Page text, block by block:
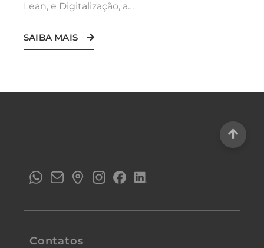
Lean, e Digitalização, a…
SAIBA MAIS
Contatos